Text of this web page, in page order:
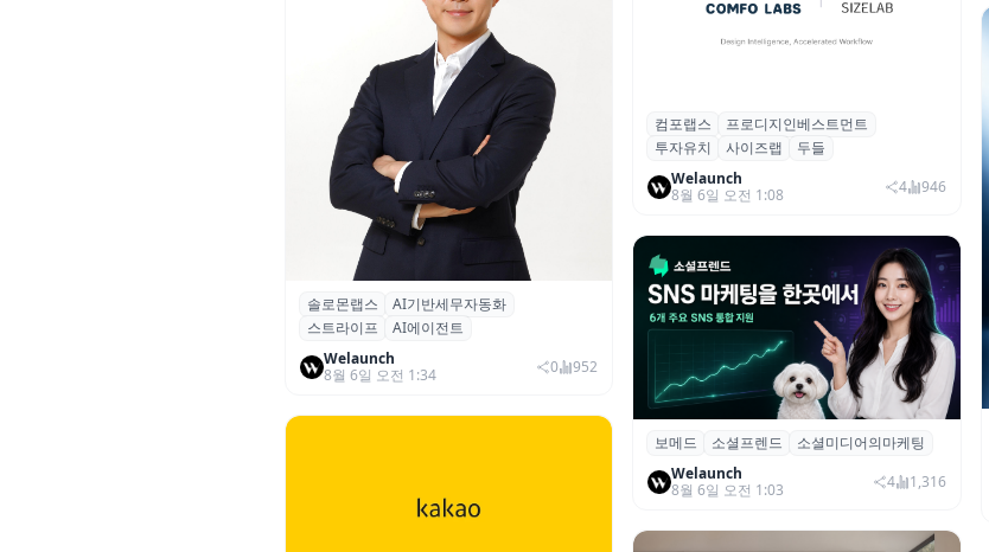
솔로몬랩스, 스트라이프 출신 이창헌 영
입…절세 전략 AI 에이전트 개발 본격화
솔로몬랩스
AI기반세무자동화
스트라이프
AI에이전트
Welaunch
8월 6일 오전 1:34
0 952
컴포랩스, 프로디지인베스트먼트로부터
시드 투자 유치
컴포랩스
프로디지인베스트먼트
투자유치
사이즈랩
두들
Welaunch
8월 6일 오전 1:08
4 946
보메드 ‘소셜프렌드’, 유튜브·인스타 등 6
개 SNS 마케팅 통합 지원
보메드 소셜프렌드
소셜미디어의마케팅
Welaunch
8월 6일 오전 1:03
4 1,316